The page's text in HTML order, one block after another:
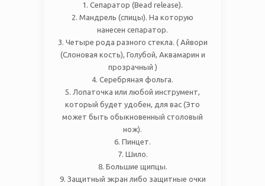
1. Сепаратор (Bead release).
2. Мандрель (спицы). На которую
нанесен сепаратор.
3. Четыре рода разного стекла. ( Айвори
(Слоновая кость), Голубой, Аквамарин и
прозрачный )
4. Серебряная фольга.
5. Лопаточка или любой инструмент,
который будет удобен, для вас (Это
может быть обыкновенный столовый
нож).
6. Пинцет.
7. Шило.
8. Большие щипцы.
9. Защитный экран либо защитные очки